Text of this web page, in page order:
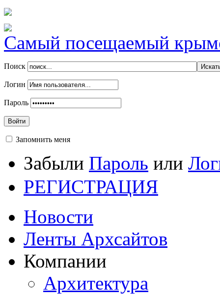
Самый посещаемый
Поиск
Логин
Пароль
Войти
Запомнить меня
Забыли Пароль или
РЕГИСТРАЦИЯ
Новости
Ленты Архсайтов
Компании
Архитектура